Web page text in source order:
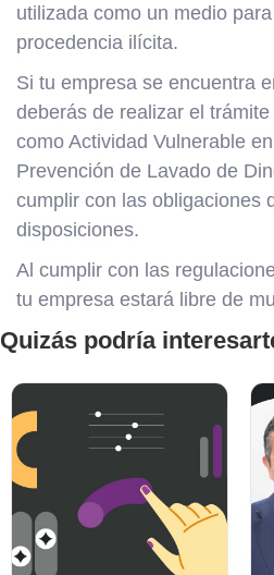
utilizada como un medio
procedencia ilícita.
Si tu empresa se encuentra
deberás de realizar el
como Actividad Vulnerable
Prevención de Lavado de
cumplir con las obligaciones
disposiciones.
Al cumplir con las
tu empresa estará libre de
Quizás podría